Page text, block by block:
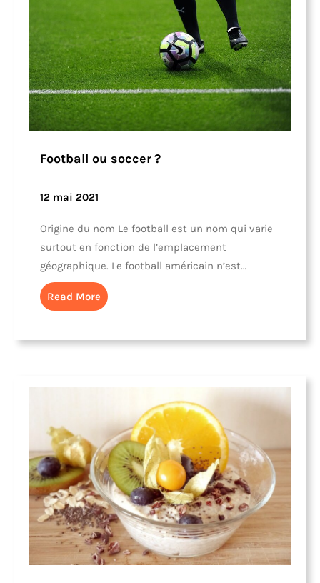
Football ou soccer ?
12 mai 2021
Origine du nom Le football est un nom qui varie
surtout en fonction de l’emplacement
géographique. Le football américain n’est…
Read More